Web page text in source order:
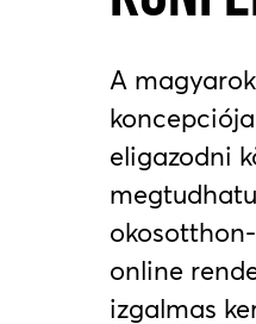
A
eligazodni
online
izgalmas